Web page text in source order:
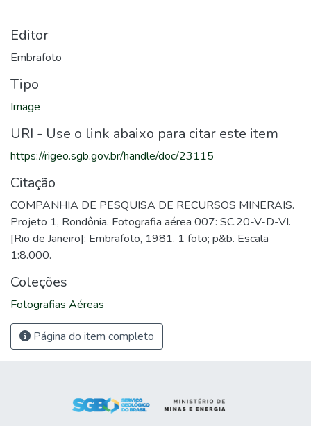
Editor
Embrafoto
Tipo
Image
URI - Use o link abaixo para citar este item
https://rigeo.sgb.gov.br/handle/doc/23115
Citação
COMPANHIA DE PESQUISA DE RECURSOS MINERAIS.
Projeto 1, Rondônia. Fotografia aérea 007: SC.20-V-D-VI.
[Rio de Janeiro]: Embrafoto, 1981. 1 foto; p&b. Escala
1:8.000.
Coleções
Fotografias Aéreas
Página do item completo